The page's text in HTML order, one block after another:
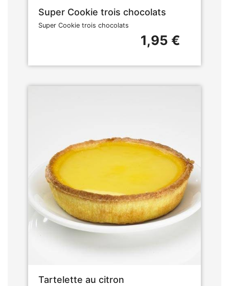
Super Cookie trois chocolats
Super Cookie trois chocolats
1,95 €
Tartelette au citron